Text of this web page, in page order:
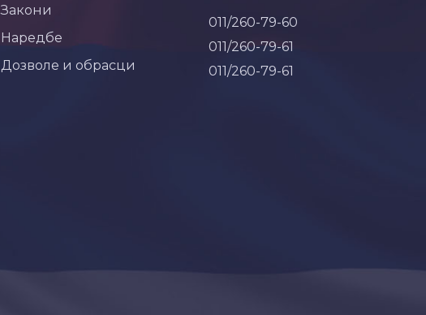
Закони
Наредбе
Дозволе и обрасци
011/260-79-60
011/260-79-61
011/260-79-61